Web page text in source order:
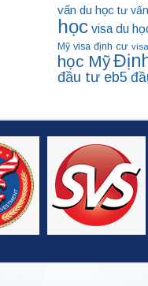
vấn du học tư
học visa du
Mỹ visa định cư
học Mỹ
đầu tư eb5